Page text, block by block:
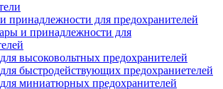
принадлежности для предохранителей
и принадлежности для
высоковольтных предохранителей
быстродействующих предохраниетелей
миниатюрных предохранителей